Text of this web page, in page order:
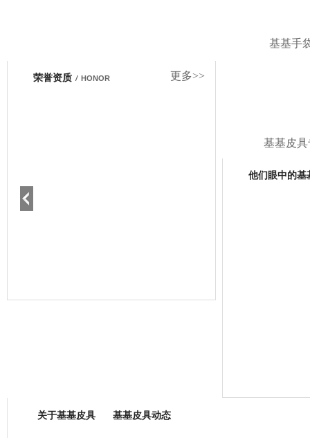
基基手
基基皮
更多>>
荣誉资质 / HONOR
他们眼中的基
关于基基皮具 基基皮具动态